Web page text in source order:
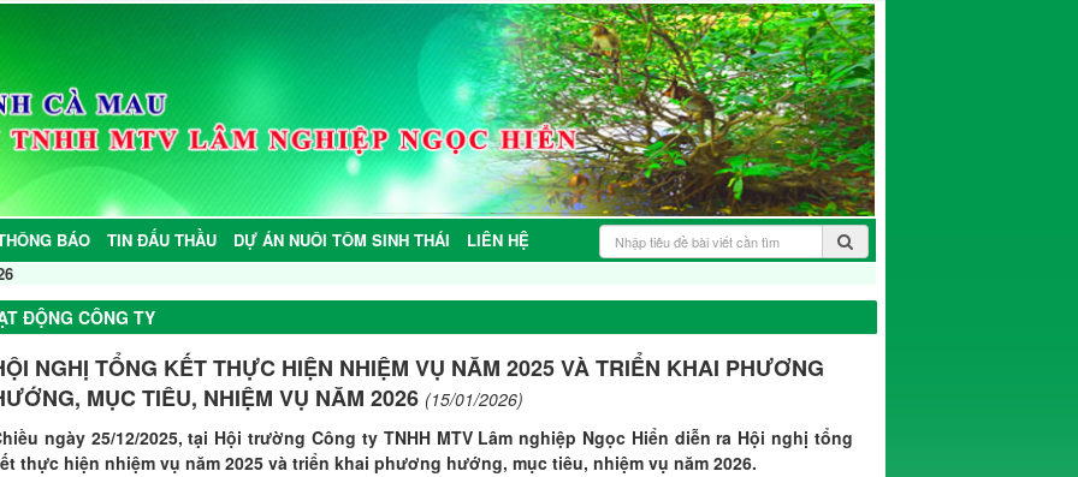
BÁO TIN ĐẤU THẦU DỰ ÁN NUÔI TÔM SINH THÁI
LIÊN HỆ
ĐỘNG CÔNG TY
NGHỊ TỔNG KẾT THỰC HIỆN NHIỆM VỤ NĂM 2025 VÀ TRIỂN KHAI PHƯƠNG
MỤC TIÊU, NHIỆM VỤ NĂM 2026 (15/01/2026)
ngày 25/12/2025, tại Hội trường Công ty TNHH MTV Lâm nghiệp Ngọc Hiển diễn ra Hội nghị tổng
thực hiện nhiệm vụ năm 2025 và triển khai phương hướng, mục tiêu, nhiệm vụ năm 2026.